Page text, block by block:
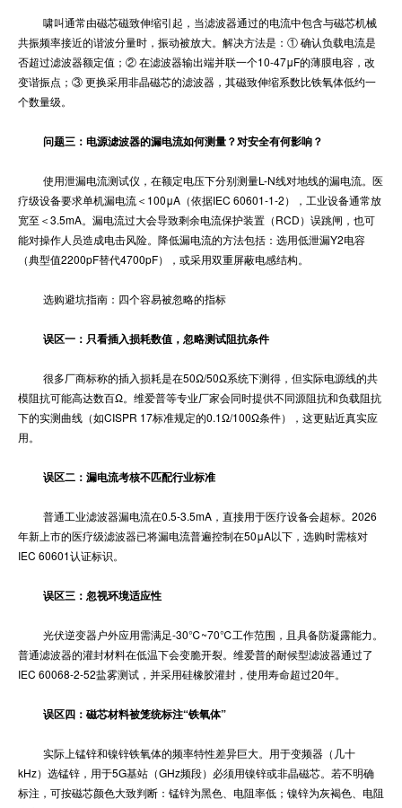
啸叫通常由磁芯磁致伸缩引起，当滤波器通过的电流中包含与磁芯机械
共振频率接近的谐波分量时，振动被放大。解决方法是：① 确认负载电流是
否超过滤波器额定值；② 在滤波器输出端并联一个10-47μF的薄膜电容，改
变谐振点；③ 更换采用非晶磁芯的滤波器，其磁致伸缩系数比铁氧体低约一
个数量级。
问题三：电源滤波器的漏电流如何测量？对安全有何影响？
使用泄漏电流测试仪，在额定电压下分别测量L-N线对地线的漏电流。医
疗级设备要求单机漏电流＜100μA（依据IEC 60601-1-2），工业设备通常放
宽至＜3.5mA。漏电流过大会导致剩余电流保护装置（RCD）误跳闸，也可
能对操作人员造成电击风险。降低漏电流的方法包括：选用低泄漏Y2电容
（典型值2200pF替代4700pF），或采用双重屏蔽电感结构。
选购避坑指南：四个容易被忽略的指标
误区一：只看插入损耗数值，忽略测试阻抗条件
很多厂商标称的插入损耗是在50Ω/50Ω系统下测得，但实际电源线的共
模阻抗可能高达数百Ω。维爱普等专业厂家会同时提供不同源阻抗和负载阻抗
下的实测曲线（如CISPR 17标准规定的0.1Ω/100Ω条件），这更贴近真实应
用。
误区二：漏电流考核不匹配行业标准
普通工业滤波器漏电流在0.5-3.5mA，直接用于医疗设备会超标。2026
年新上市的医疗级滤波器已将漏电流普遍控制在50μA以下，选购时需核对
IEC 60601认证标识。
误区三：忽视环境适应性
光伏逆变器户外应用需满足-30℃~70℃工作范围，且具备防凝露能力。
普通滤波器的灌封材料在低温下会变脆开裂。维爱普的耐候型滤波器通过了
IEC 60068-2-52盐雾测试，并采用硅橡胶灌封，使用寿命超过20年。
误区四：磁芯材料被笼统标注“铁氧体”
实际上锰锌和镍锌铁氧体的频率特性差异巨大。用于变频器（几十
kHz）选锰锌，用于5G基站（GHz频段）必须用镍锌或非晶磁芯。若不明确
标注，可按磁芯颜色大致判断：锰锌为黑色、电阻率低；镍锌为灰褐色、电阻